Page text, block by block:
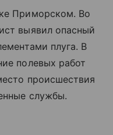
Приморском. Во
выявил опасный
плуга. В
полевых работ
происшествия
службы.